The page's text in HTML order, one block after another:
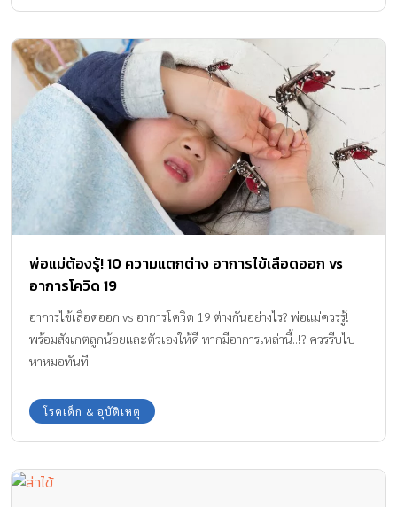
พ่อแม่ต้องรู้! 10 ความแตกต่าง อาการไข้เลือดออก vs
อาการโควิด 19
อาการไข้เลือดออก vs อาการโควิด 19 ต่างกันอย่างไร? พ่อแม่ควรรู้!
พร้อมสังเกตลูกน้อยและตัวเองให้ดี หากมีอาการเหล่านี้..!? ควรรีบไป
หาหมอทันที
โรคเด็ก & อุบัติเหตุ